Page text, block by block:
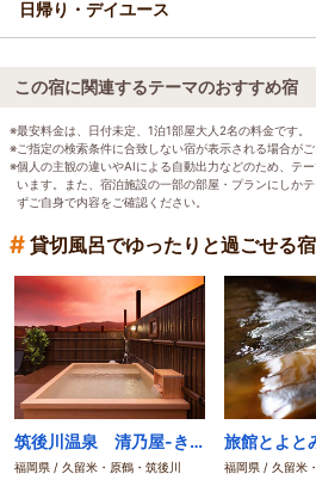
日帰り・デイユース
この宿に関連するテーマのおすすめ宿
※最安料金は、日付未定、1泊1部屋大人2名の料金です。
※ご指定の検索条件に合致しない宿が表示される場合がご
※個人の主観の違いやAIによる自動出力などのため、テ
います。また、宿泊施設の一部の部屋・プランにしか
ずご自身で内容をご確認ください。
# 貸切風呂でゆったりと過ごせる宿
筑後川温泉 清乃屋-きよのや- 自家源泉掛け流しの宿
福岡県 / 久留米・原鶴・筑後川 福岡県 / 久留米